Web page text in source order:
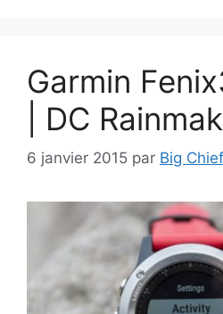
Garmin
| DC
6 janvier 2015 par Big Chief